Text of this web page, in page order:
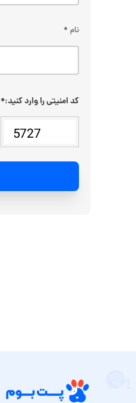
نام*
کد امنیتی را وارد کنید:*